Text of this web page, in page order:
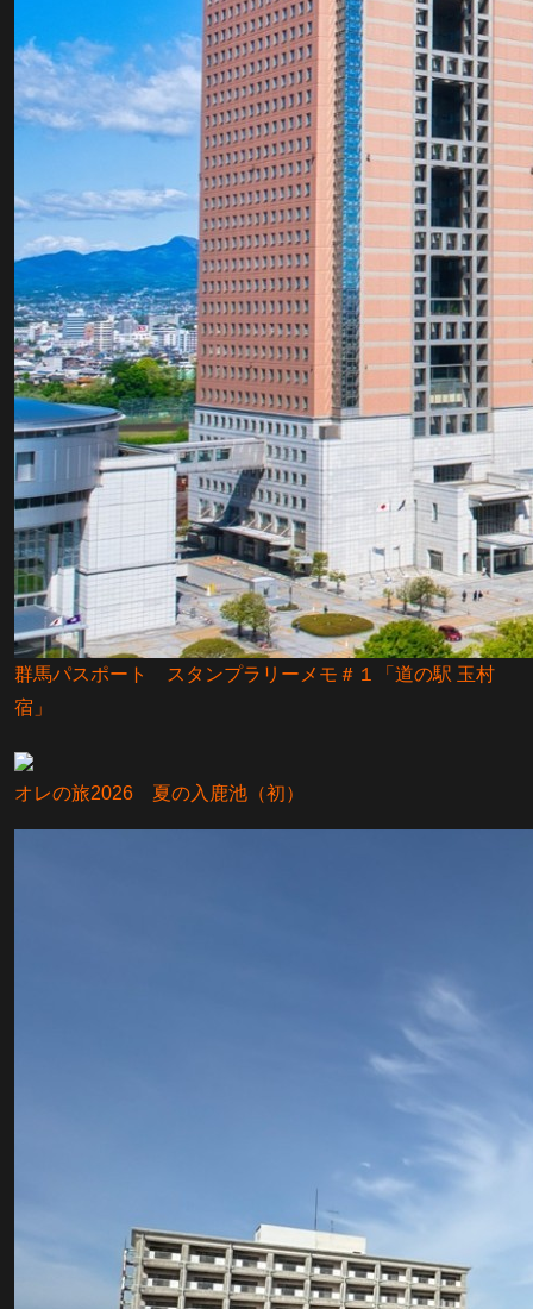
群馬パスポート スタンプラリーメモ＃１「道の駅 玉村
宿」
オレの旅2026 夏の入鹿池（初）